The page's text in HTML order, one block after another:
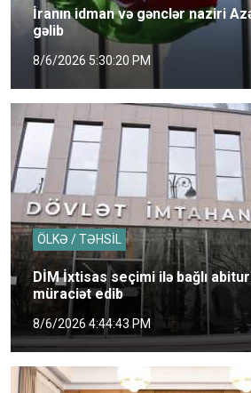
İranın idman və gənclər naziri
gəlib
8/6/2026 5:30:20 PM
ÖLKƏ / TƏHSİL
DİM İxtisas seçimi ilə bağlı
müraciət edib
8/6/2026 4:44:43 PM